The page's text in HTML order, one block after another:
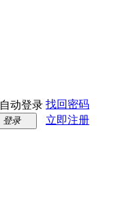
自动登录 找回密码
登录 立即注册